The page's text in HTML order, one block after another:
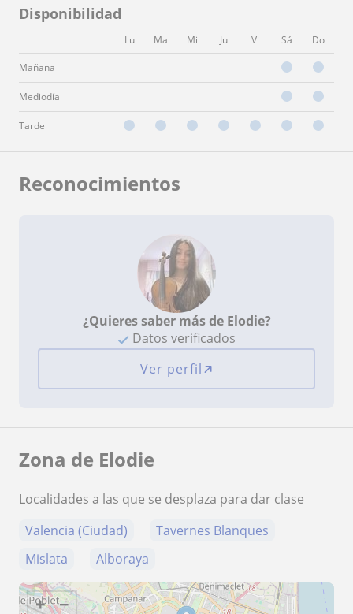
Disponibilidad
Lu Ma Mi Ju Vi Sá Do
Mañana
Mediodía
Tarde
Reconocimientos
¿Quieres saber más de Elodie?
Datos verificados
Ver perfil
Zona de Elodie
Localidades a las que se desplaza para dar clase
Valencia (Ciudad)
Tavernes Blanques
Mislata
Alboraya
+ −